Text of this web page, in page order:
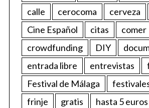
calle
cerocoma cerveza
Cine Español
citas
comer
crowdfunding
DIY
entrada libre
entrevistas
Festival de Málaga
frinje
gratis
hasta 5 euros